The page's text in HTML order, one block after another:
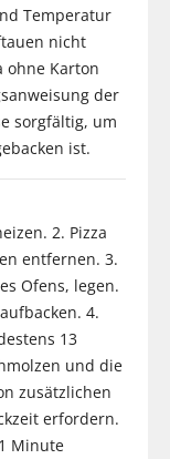
Temperatur
nicht
ohne Karton
der
sorgfältig, um
ist.
2. Pizza
entfernen. 3.
Ofens, legen.
4.
13
und die
zusätzlichen
erfordern.
Minute